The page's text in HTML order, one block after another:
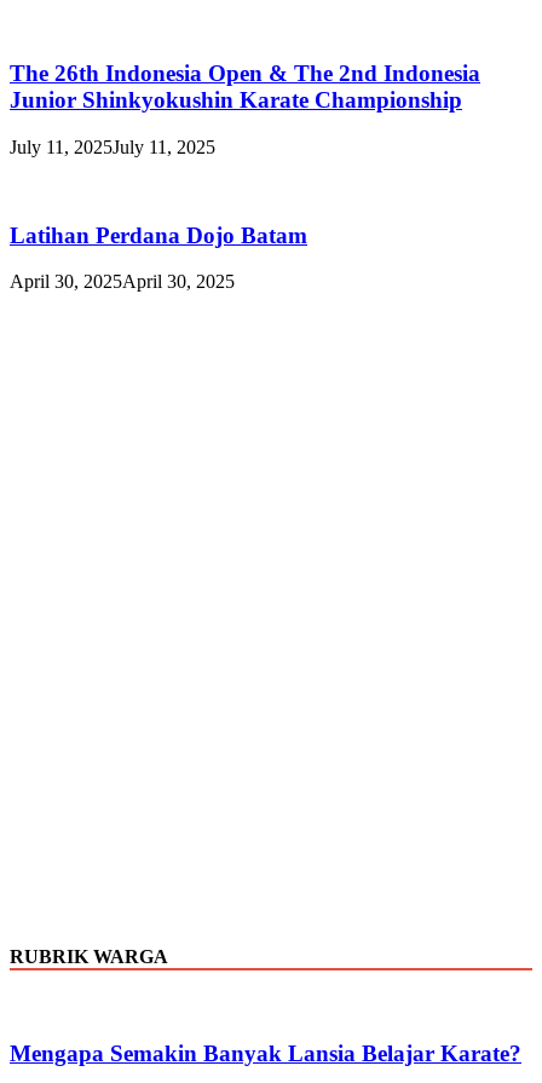
The 26th Indonesia Open & The 2nd Indonesia
Junior Shinkyokushin Karate Championship
July 11, 2025July 11, 2025
Latihan Perdana Dojo Batam
April 30, 2025April 30, 2025
RUBRIK WARGA
Mengapa Semakin Banyak Lansia Belajar Karate?